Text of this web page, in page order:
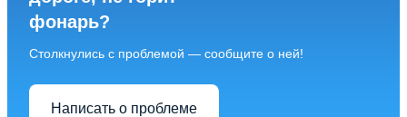
фонарь?
Столкнулись с проблемой — сообщите о ней!
Написать о проблеме